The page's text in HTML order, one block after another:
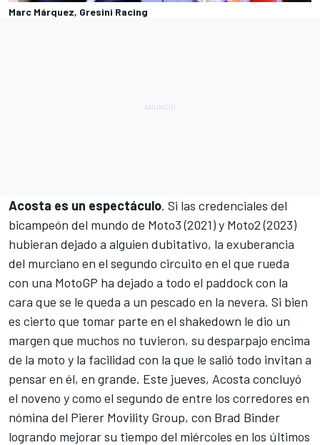
Marc Márquez, Gresini Racing
Acosta es un espectáculo. Si las credenciales del
bicampeón del mundo de Moto3 (2021) y Moto2 (2023)
hubieran dejado a alguien dubitativo, la exuberancia
del murciano en el segundo circuito en el que rueda
con una MotoGP ha dejado a todo el paddock con la
cara que se le queda a un pescado en la nevera. Si bien
es cierto que tomar parte en el shakedown le dio un
margen que muchos no tuvieron, su desparpajo encima
de la moto y la facilidad con la que le salió todo invitan a
pensar en él, en grande. Este jueves, Acosta concluyó
el noveno y como el segundo de entre los corredores en
nómina del Pierer Movility Group, con Brad Binder
logrando mejorar su tiempo del miércoles en los últimos